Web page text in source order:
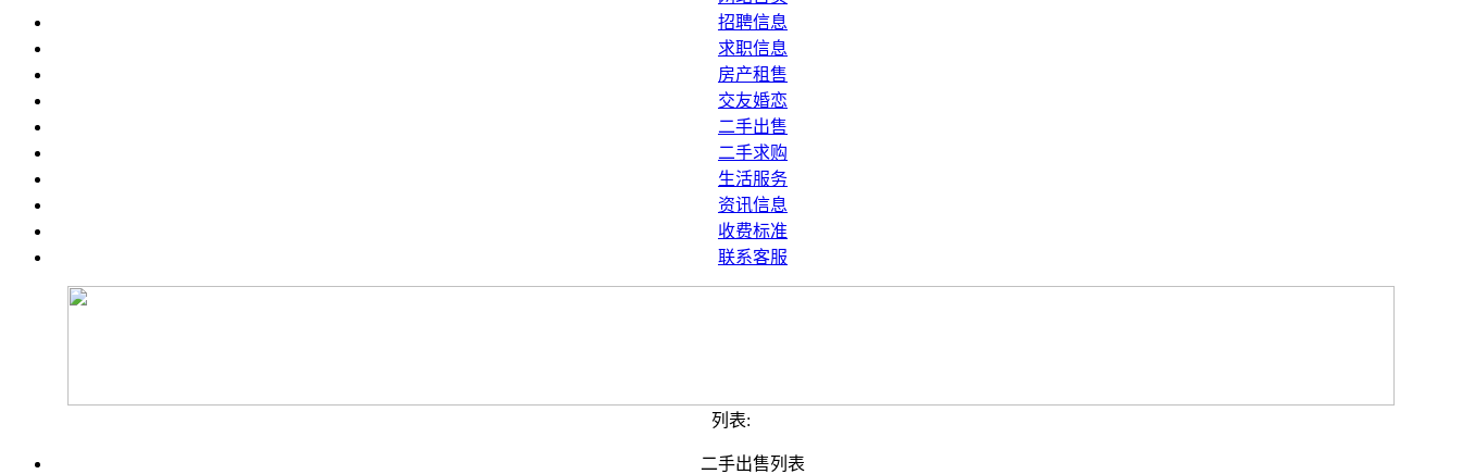
招聘信息
求职信息
房产租售
交友婚恋
二手出售
二手求购
生活服务
资讯信息
收费标准
联系客服
列表:
二手出售列表